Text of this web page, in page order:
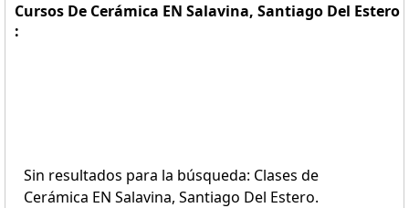
Cursos De Cerámica EN Salavina, Santiago Del Estero
:
Sin resultados para la búsqueda: Clases de
Cerámica EN Salavina, Santiago Del Estero.